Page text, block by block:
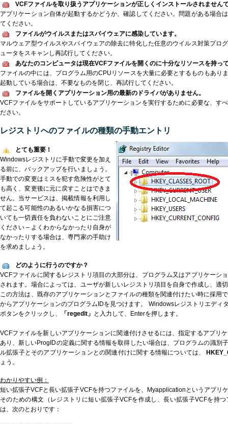
VCFファイルを取り扱うアプリケーションが正しくインストールされません
アプリケーション自体が起動するかどうか、確認してください。問題がある場合
てください。
ファイルがウイルスまたはスパイウェアに感染しています。
マルウェア型ウイルスやスパイウェアの除去に特化した任意のウイルス対策プロ
ュータをスキャンし再試行してください。
あなたのコンピュータは現在VCFファイルを開くのに十分なリソースを持っ
ファイルの中には、プログラム用のCPUリソースを大量に必要とするものもあり
起動している場合は、不要なものを閉じ、再試行してください。
ファイルを開くアプリケーション用の最新のドライバがありません。
VCFファイルをサポートしているアプリケーションを実行するために必要な、す
ださい。
レジストリへのファイルの種類の手動エントリ
とても重要！
Windowsレジストリに手動で変更を加え
る前に、バックアップを行いましょう。
手動での変更はミスを犯す危険性がとて
も高く、変更後に元に戻すことはできま
せん。当サービスは、掲載情報を利用し
て起こる可能性のあるいかなる損害につ
いても一切責任を負わないことにご注意
ください – よくわからなかったり自身が
なかったりする場合は、専門家の手助け
を求めましょう。
どのように行うのですか？
VCFファイルに関するレジストリ項目の大部分は、プログラム又はアプリケーシ
されます。場合によっては、ユーザが新しいレジストリ項目を自身で作成し、適
この方法は、既存のアプリケーションとファイルの種類を関連付けたい時に採用
からアプリケーションのプログラムIDを見つけます。 Windowsレジストリエディ
ボタンをクリックし、
「regedit」 と入力して、Enterを押します。
VCFファイルを新しいアプリケーションに関連付けさせるには、指定するアプリ
あり、新しいProgIDの定義に関する情報を取得したい場合は、プログラムの識別
ル拡張子とそのアプリケーションとの関連付けに関する情報については、
ょう。
わかりやすい例：
短い拡張子VCFと長い拡張子VCFを持つファイルを、Myapplicationというアプリ
そのための構文（レジストリに短い拡張子VCFを作成し、長い拡張子VCFを持
は、次のとおりです：